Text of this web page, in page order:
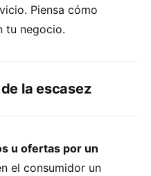
Piensa cómo
tu negocio.
la escasez
u ofertas por un
el consumidor un